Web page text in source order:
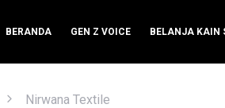
BERANDA GEN Z VOICE BELANJA KAIN
Nirwana Textile